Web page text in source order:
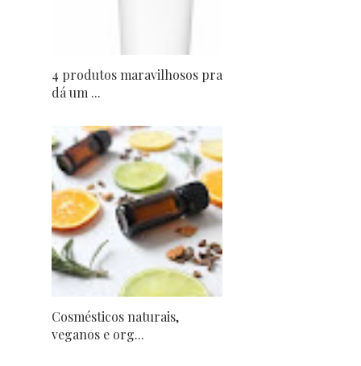
4 produtos maravilhosos pra
dá um ...
Cosmésticos naturais,
veganos e org...